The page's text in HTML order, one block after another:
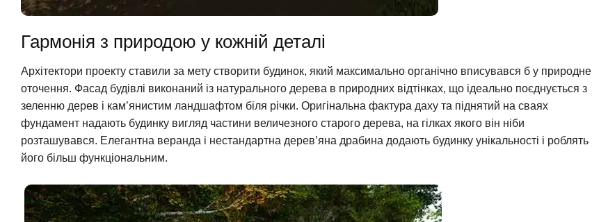
Гармонія з природою у кожній деталі
Архітектори проекту ставили за мету створити будинок, який максимально органічно вписувався б у природне
оточення. Фасад будівлі виконаний із натурального дерева в природних відтінках, що ідеально поєднується з
зеленню дерев і кам’янистим ландшафтом біля річки. Оригінальна фактура даху та піднятий на сваях
фундамент надають будинку вигляд частини величезного старого дерева, на гілках якого він ніби
розташувався. Елегантна веранда і нестандартна дерев’яна драбина додають будинку унікальності і роблять
його більш функціональним.